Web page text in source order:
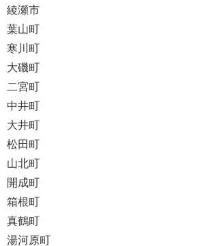
綾瀬市
葉山町
寒川町
大磯町
二宮町
中井町
大井町
松田町
山北町
開成町
箱根町
真鶴町
湯河原町